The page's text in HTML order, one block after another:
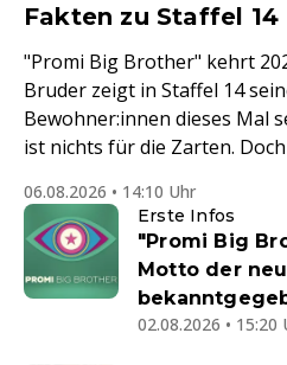
Fakten zu Staffel 14
"Promi Big Brother" kehrt
Bruder zeigt in Staffel 14
Bewohner:innen dieses Mal
ist nichts für die Zarten.
06.08.2026 • 14:10 Uhr
Erste Infos
"Promi Big
Motto der
02.08.2026 • 15:20